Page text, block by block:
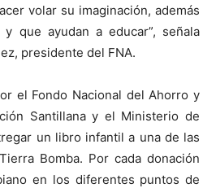
volar su imaginación, además
que ayudan a educar”, señala
presidente del FNA.
el Fondo Nacional del Ahorro y
Santillana y el Ministerio de
un libro infantil a una de las
Bomba. Por cada donación
en los diferentes puntos de